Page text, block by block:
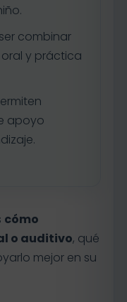
combinar
y práctica
apoyo
cómo
o auditivo, qué
mejor en su